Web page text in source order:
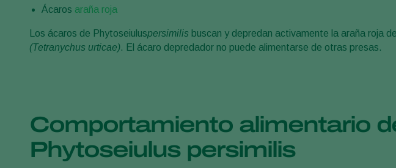
Ácaros araña roja
Los ácaros de Phytoseiuluspersimilis buscan y depredan activamente la araña roja
(Tetranychus urticae). El ácaro depredador no puede alimentarse de otras presas.
Comportamiento alimentario
Phytoseiulus persimilis